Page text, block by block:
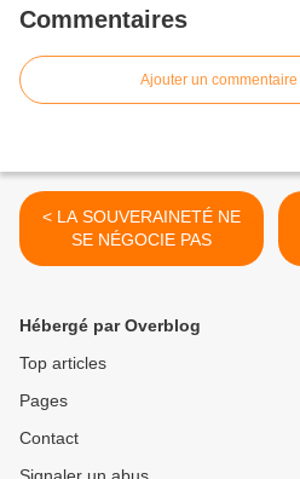
Commentaires
Ajouter un commentaire
< LA SOUVERAINETÉ NE
SE NÉGOCIE PAS
Hébergé par Overblog
Top articles
Pages
Contact